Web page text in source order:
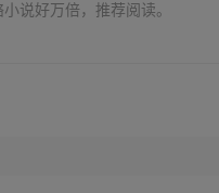
说好万倍，推荐阅读。